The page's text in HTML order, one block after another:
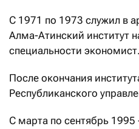
С 1971 по 1973 служил в
Алма-Атинский институт
специальности экономист.
После окончания
Республиканского
С марта по сентябрь 1995